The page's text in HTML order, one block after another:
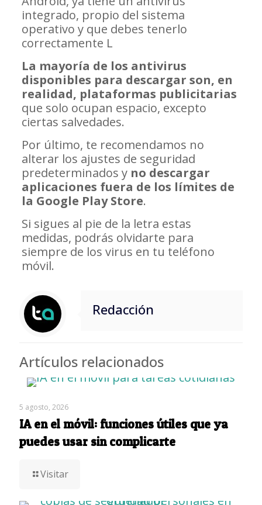
integrado, propio del sistema
operativo y que debes tenerlo
correctamente L
La mayoría de los antivirus
disponibles para descargar son, en
realidad, plataformas publicitarias
que solo ocupan espacio, excepto
ciertas salvedades.
Por último, te recomendamos no
alterar los ajustes de seguridad
predeterminados y no descargar
aplicaciones fuera de los límites de
la Google Play Store.
Si sigues al pie de la letra estas
medidas, podrás olvidarte para
siempre de los virus en tu teléfono
móvil.
Redacción
Artículos relacionados
5 agosto, 2026
IA en el móvil: funciones útiles que ya
puedes usar sin complicarte
Visitar